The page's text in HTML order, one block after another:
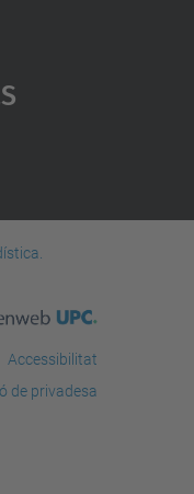
Accessibilitat
de privadesa